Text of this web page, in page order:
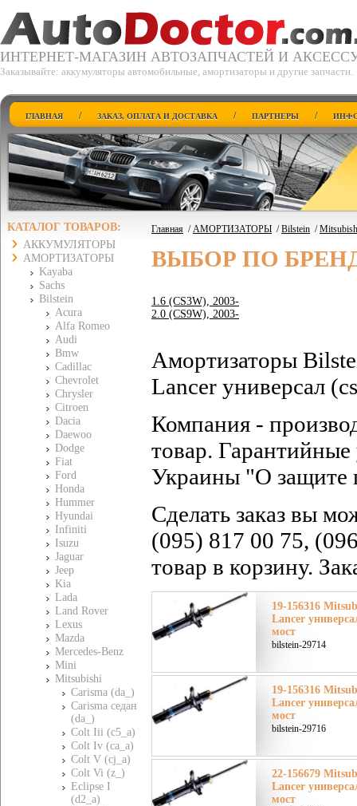
ИНТЕРНЕТ-МАГАЗИН АВТОЗАПЧАСТЕЙ И
Заказывайте: аккумуляторы автомобильные, амортизаторы и другие запчасти.
ГЛАВНАЯ / ЗАКАЗ, ОПЛАТА И ДОСТАВКА / ПАРТНЕРЫ /
КАТАЛОГ ТОВАРОВ:
АККУМУЛЯТОРЫ
АМОРТИЗАТОРЫ
Kayaba
Sachs
Bilstein
Acura
Alfa Romeo
Audi
Bmw
Cadillac
Chevrolet
Chrysler
Citroen
Dacia
Daewoo
Dodge
Fiat
Ford
Honda
Hummer
Hyundai
Infiniti
Isuzu
Jaguar
Jeep
Kia
Lada
Land Rover
Lexus
Mazda
Mercedes-Benz
Mini
Mitsubishi
Carisma (da_)
Carisma седан
(da_)
Colt Iii (c5_a)
Colt Iv (ca_a)
Colt V (cj_a)
Colt Vi (z_)
Eclipse I
(d2_a)
Главная /АМОРТИЗАТОРЫ /Bilstein /
ВЫБОР ПО
1.6 (CS3W), 2003-
2.0 (CS9W), 2003-
Амортизаторы
Lancer универсал
Компания -
товар. Гарантийные
Украины "О защите
Сделать заказ вы
(095) 817 00 75,
товар в корзину.
19-156316
Lancer
мост
bilstein-29714
19-156316
Lancer
мост
bilstein-29716
22-156679
Lancer
мост